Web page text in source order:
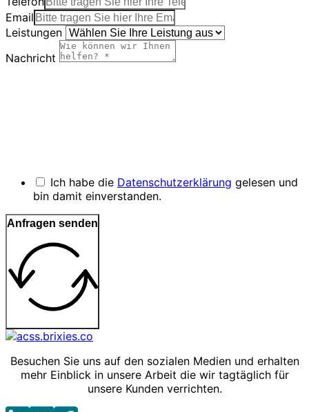
Email
Leistungen
Nachricht
Ich habe die Datenschutzerklärung gelesen und
bin damit einverstanden.
Anfragen senden
Besuchen Sie uns auf den sozialen Medien und erhalten
mehr Einblick in unsere Arbeit die wir tagtäglich für
unsere Kunden verrichten.